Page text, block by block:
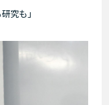
究も」